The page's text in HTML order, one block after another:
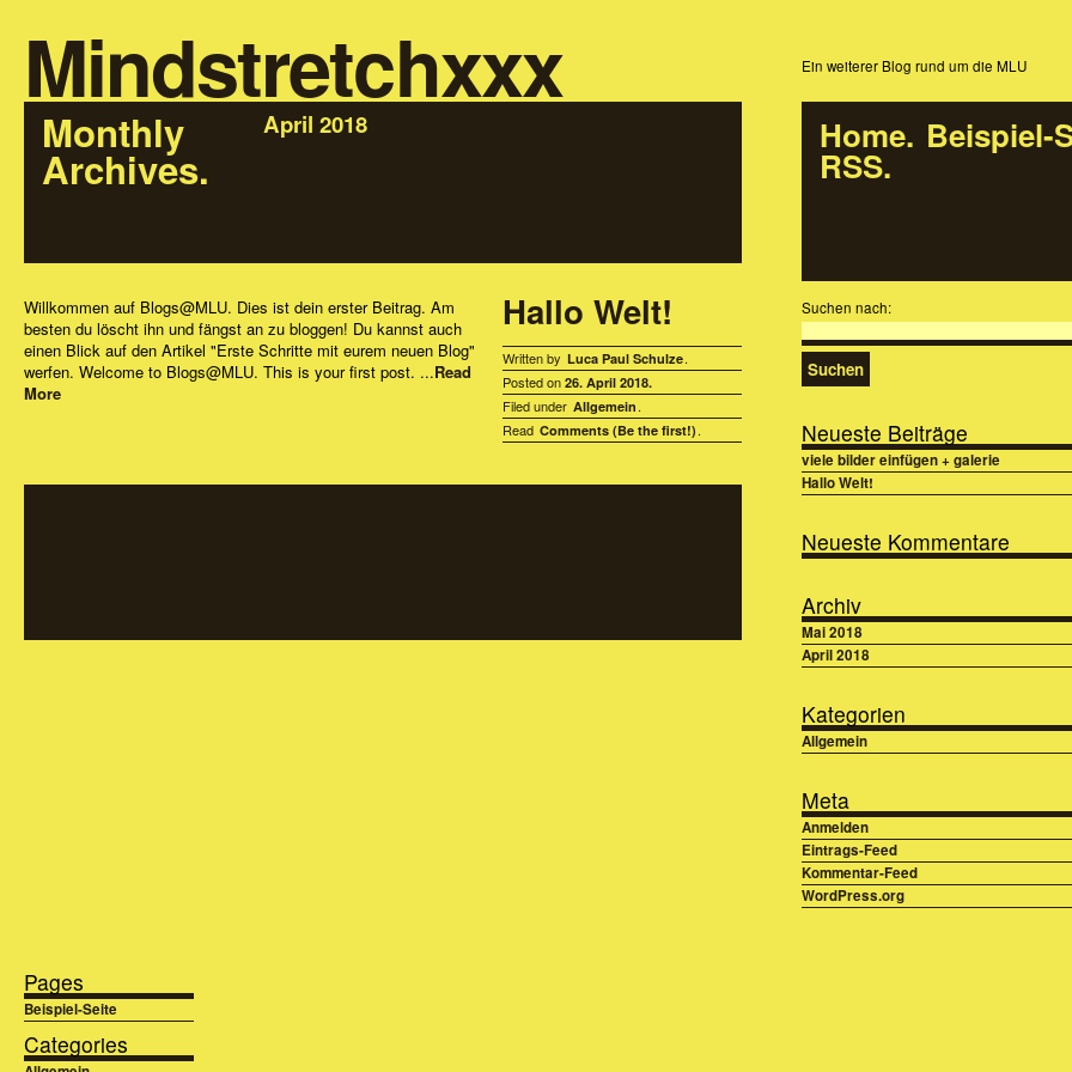
Mindstretchxxx Ein weiterer Blog rund um die MLU
Monthly
Archives.
April 2018
Willkommen auf Blogs@MLU. Dies ist dein erster Beitrag. Am
besten du löscht ihn und fängst an zu bloggen! Du kannst auch
einen Blick auf den Artikel "Erste Schritte mit eurem neuen Blog"
werfen. Welcome to Blogs@MLU. This is your first post. ...Read
More
Hallo Welt!
Written by Luca Paul Schulze.
Posted on 26. April 2018.
Filed under Allgemein .
Read Comments (Be the first!) .
Home Beispiel-
RSS
Suchen nach:
Neueste Beiträge
viele bilder einfügen + galerie
Hallo Welt!
Neueste Kommentare
Archiv
Mai 2018
April 2018
Kategorien
Allgemein
Meta
Anmelden
Eintrags-Feed
Kommentar-Feed
WordPress.org
Pages
Beispiel-Seite
Categories